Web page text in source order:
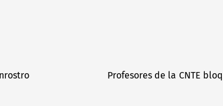
Profesores de la CNTE